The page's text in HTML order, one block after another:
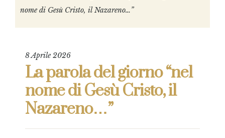
nome di Gesù Cristo, il Nazareno…”
8 Aprile 2026
La parola del giorno “nel
nome di Gesù Cristo, il
Nazareno…”